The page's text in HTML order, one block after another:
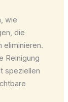
wie
die
eliminieren.
Reinigung
speziellen